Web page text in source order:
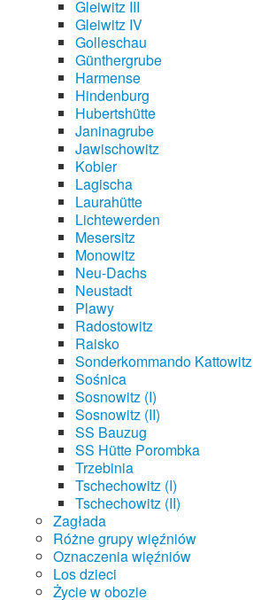
Gleiwitz III
Gleiwitz IV
Golleschau
Günthergrube
Harmense
Hindenburg
Hubertshütte
Janinagrube
Jawischowitz
Kobier
Lagischa
Laurahütte
Lichtewerden
Mesersitz
Monowitz
Neu-Dachs
Neustadt
Plawy
Radostowitz
Raisko
Sonderkommando Kattowitz
Sośnica
Sosnowitz (I)
Sosnowitz (II)
SS Bauzug
SS Hütte Porombka
Trzebinia
Tschechowitz (I)
Tschechowitz (II)
Zagłada
Różne grupy więźniów
Oznaczenia więźniów
Los dzieci
Życie w obozie